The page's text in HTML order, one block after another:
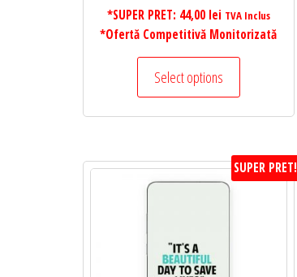
*SUPER PRET: 44,00 lei TVA Inclus
*Ofertă Competitivă Monitorizată
Select options
SUPER PRET!